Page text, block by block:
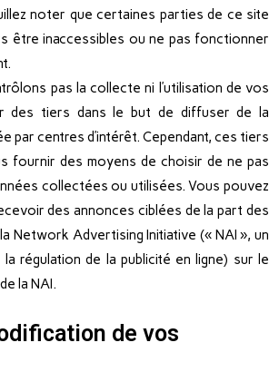
noter que certaines parties de ce site
être inaccessibles ou ne pas fonctionner
pas la collecte ni l’utilisation de vos
des tiers dans le but de diffuser de la
par centres d’intérêt. Cependant, ces tiers
fournir des moyens de choisir de ne pas
collectées ou utilisées. Vous pouvez
des annonces ciblées de la part des
Network Advertising Initiative (« NAI », un
régulation de la publicité en ligne) sur le
la NAI.
de vos